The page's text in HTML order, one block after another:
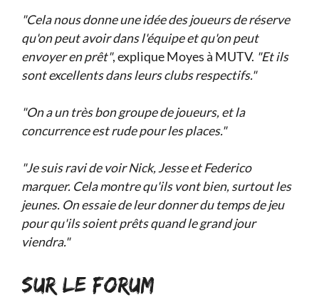
"Cela nous donne une idée des joueurs de réserve
qu'on peut avoir dans l'équipe et qu'on peut
envoyer en prêt", explique Moyes à MUTV. "Et ils
sont excellents dans leurs clubs respectifs."
"On a un très bon groupe de joueurs, et la
concurrence est rude pour les places."
"Je suis ravi de voir Nick, Jesse et Federico
marquer. Cela montre qu'ils vont bien, surtout les
jeunes. On essaie de leur donner du temps de jeu
pour qu'ils soient prêts quand le grand jour
viendra."
SUR LE FORUM